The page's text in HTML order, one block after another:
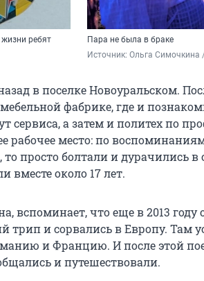
ребят
Пара не была в браке
Источник: Ольга Симочкина
в поселке Новоуральском.
фабрике, где и
сервиса, а затем и политех по
рабочее место: по
просто болтали и дурачились в
вместе около 17 лет.
вспоминает, что еще в 2013 году
трип и сорвались в Европу. Там
и Францию. И после этой
и путешествовали.